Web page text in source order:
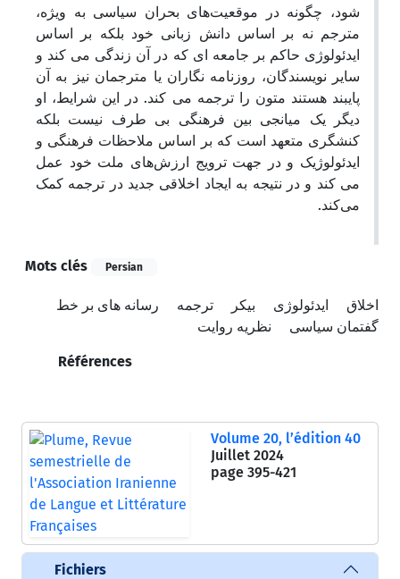
شود، چگونه در موقعیت‌های بحران سیاسی به ویژه،
مترجم نه بر اساس دانش زبانی خود بلکه بر اساس
ایدئولوژی حاکم بر جامعه ای که در آن زندگی می کند و
سایر نویسندگان، روزنامه نگاران یا مترجمان نیز به آن
پایبند هستند متون را ترجمه می کند. در این شرایط، او
دیگر یک میانجی بین فرهنگی بی طرف نیست بلکه
کنشگری متعهد است که بر اساس ملاحظات فرهنگی و
ایدئولوژیک و در جهت ترویج ارزش‌های ملت خود عمل
می کند و در نتیجه به ایجاد اخلاقی جدید در ترجمه کمک
می‌کند.
Mots clés Persian
اخلاق ایدئولوژی بیکر ترجمه
رسانه های بر خط
گفتمان سیاسی
نظریه روایت
Références
Volume 20, l’édition 40
Juillet 2024
page 395-421
Fichiers